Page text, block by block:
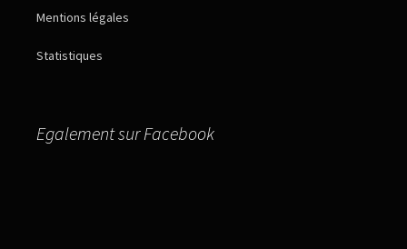
Mentions légales
Statistiques
Egalement sur Facebook